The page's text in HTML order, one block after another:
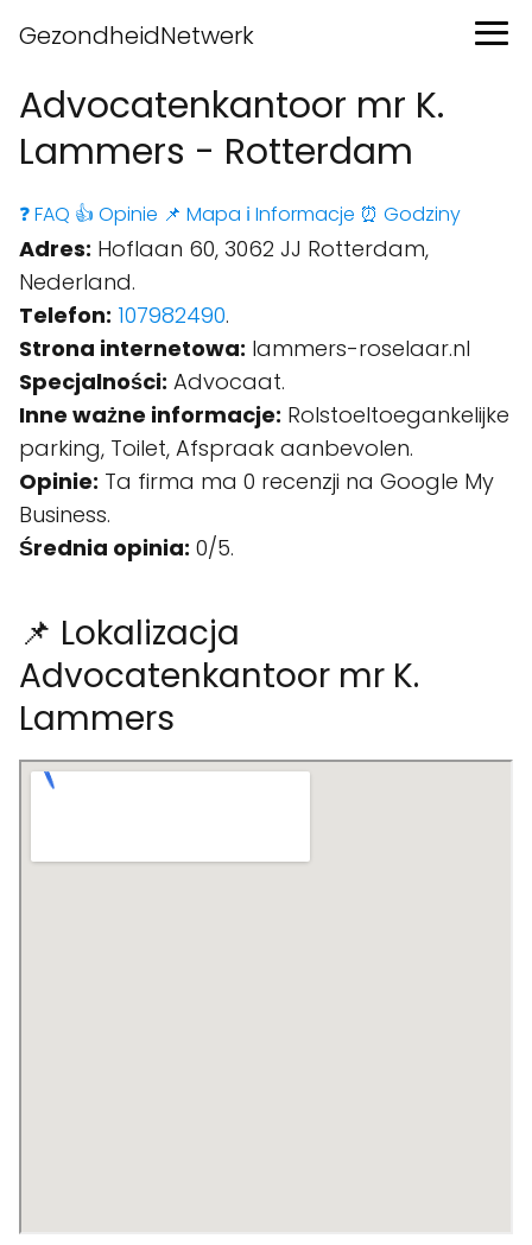
GezondheidNetwerk
Advocatenkantoor mr K.
Lammers - Rotterdam
❓ FAQ 👍 Opinie 📌 Mapa ℹ️ Informacje ⏰ Godziny
Adres: Hoflaan 60, 3062 JJ Rotterdam,
Nederland.
Telefon: 107982490.
Strona internetowa: lammers-roselaar.nl
Specjalności: Advocaat.
Inne ważne informacje: Rolstoeltoegankelijke
parking, Toilet, Afspraak aanbevolen.
Opinie: Ta firma ma 0 recenzji na Google My
Business.
Średnia opinia: 0/5.
📌 Lokalizacja
Advocatenkantoor mr K.
Lammers